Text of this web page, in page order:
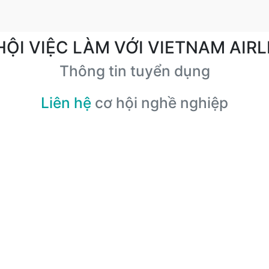
VIỆC LÀM VỚI VIETNAM
Thông tin tuyển dụng
Liên hệ cơ hội nghề nghiệp